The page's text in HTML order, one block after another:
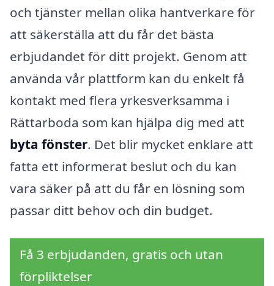
och tjänster mellan olika hantverkare för
att säkerställa att du får det bästa
erbjudandet för ditt projekt. Genom att
använda vår plattform kan du enkelt få
kontakt med flera yrkesverksamma i
Rättarboda som kan hjälpa dig med att
byta fönster. Det blir mycket enklare att
fatta ett informerat beslut och du kan
vara säker på att du får en lösning som
passar ditt behov och din budget.
Få 3 erbjudanden, gratis och utan
förpliktelser